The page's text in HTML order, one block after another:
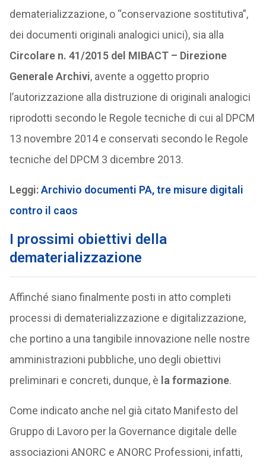
dematerializzazione, o “conservazione sostitutiva”,
dei documenti originali analogici unici), sia alla
Circolare n. 41/2015 del MIBACT – Direzione
Generale Archivi, avente a oggetto proprio
l’autorizzazione alla distruzione di originali analogici
riprodotti secondo le Regole tecniche di cui al DPCM
13 novembre 2014 e conservati secondo le Regole
tecniche del DPCM 3 dicembre 2013.
Leggi:Archivio documenti PA, tre misure digitali
contro il caos
I prossimi obiettivi della
dematerializzazione
Affinché siano finalmente posti in atto completi
processi di dematerializzazione e digitalizzazione,
che portino a una tangibile innovazione nelle nostre
amministrazioni pubbliche, uno degli obiettivi
preliminari e concreti, dunque, è la formazione.
Come indicato anche nel già citato Manifesto del
Gruppo di Lavoro per la Governance digitale delle
associazioni ANORC e ANORC Professioni, infatti,